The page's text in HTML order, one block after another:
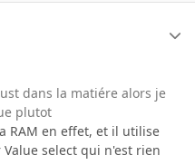
dans la matiére alors je
plutot
RAM en effet, et il utilise
select qui n'est rien